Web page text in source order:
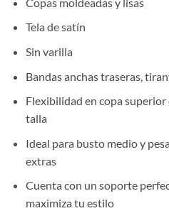
Tela de satín
Sin varilla
Bandas anchas traseras,
Flexibilidad en copa
talla
Ideal para busto medio y
extras
Cuenta con un soporte
maximiza tu estilo